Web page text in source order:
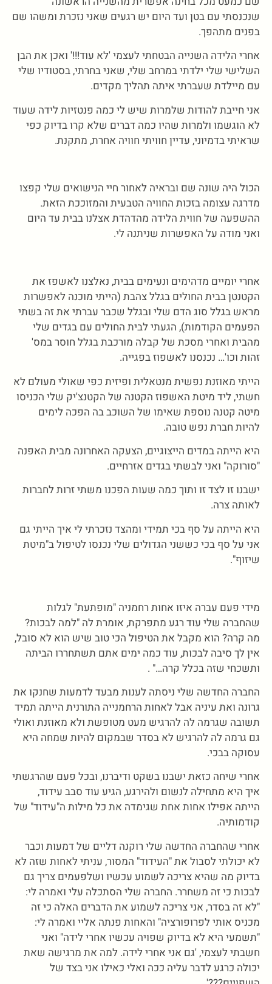
שנכנסתי עם בטן ועד היום יש רגעים שאני נזכרת ומשהו שם
בפנים מתהפך.
אחרי הלידה השנייה הבטחתי לעצמי 'לא עוד!!!' ואכן את הבן
השלישי שלי ילדתי במרחב שלי, שאני בחרתי, בסטודיו שלי
עם מיילדת שעברתי איתה תהליך מקדים.
אני חייבת להודות שלמרות שיש לי כמה פנטזיות לידה שעוד
לא הוגשמו ולמרות שהיו כמה דברים שלא קרו בדיוק כפי
שראיתי בדמיוני, עדיין חוויתי חוויה אחרת, מתקנת.
הכול היה שונה שם ובראיה לאחור חיי הנישואים שלי קפצו
מדרגה עצומה בזכות החוויה הטבעית והמזוככת הזאת.
ההשפעה של חווית הלידה מהדהדת אצלנו בבית עד היום
ואני מודה על האפשרות שניתנה לי.
אחרי יומיים מדהימים ונעימים בבית, נאלצנו לאשפז את
הקטנטן בבית החולים בגלל צהבת (הייתי מוכנה לאפשרות
מראש בגלל סוג הדם שלי ובגלל שכבר עברתי את זה בשתי
הפעמים הקודמות), הגעתי לבית החולים עם בגדים שלי
מהבית ואחרי מסכת של קבלה מורכבת בגלל חוסר במס'
זהות וכו'… נכנסנו לאשפוז בפגייה.
הייתי מאוזנת נפשית מנטאלית ופיזית כפי שאולי מעולם לא
חשתי, ליד מיטת האשפוז הקטנה של הקטנצ'יק שלי הכניסו
מיטה קטנה נוספת שאימו של השוכב בה הפכה לימים
להיות חברת נפש טובה.
היא הייתה במדים הייצוגיים, הצעקה האחרונה מבית האפנה
"סורוקה" ואני לבשתי בגדים אזרחיים.
ישבנו זו לצד זו ותוך כמה שעות הפכנו משתי זרות לחברות
לאותה צרה.
היא הייתה על סף בכי תמידי ומהצד נזכרתי לי איך הייתי גם
אני על סף בכי כששני הגדולים שלי נכנסו לטיפול ב"מיטת
שיזוף".
מידי פעם עברה איזו אחות רחמניה "מופתעת" לגלות
שהחברה שלי עוד רגע מתפרקת, אומרת לה "למה לבכות?
מה קרה? הוא מקבל את הטיפול הכי טוב שיש הוא לא סובל,
אין לך סיבה לבכות, עוד כמה ימים אתם תשתחררו הביתה
ותשכחי שזה בכלל קרה…" .
החברה החדשה שלי ניסתה לענות מבעד לדמעות שחנקו את
גרונה ואת עיניה אבל לאחות הרחמנייה התורנית הייתה תמיד
תשובה שגרמה לה להרגיש מעט מטופשת ולא מאוזנת ואולי
גם גרמה לה להרגיש לא בסדר שבמקום להיות שמחה היא
עסוקה בבכי.
אחרי שיחה כזאת ישבנו בשקט ודיברנו, ובכל פעם שהרגשתי
איך היא מתחילה לנשום ולהירגע, הגיע עוד סבב עידוד,
הייתה אפילו אחות אחת שגימדה את כל מילות ה"עידוד" של
קודמותיה.
אחרי שהחברה החדשה שלי רוקנה דליים של דמעות וכבר
לא יכולתי לסבול את "העידוד" המסור, עניתי לאחות שזה לא
בדיוק מה שהיא צריכה לשמוע עכשיו ושלפעמים צריך גם
לבכות כי זה משחרר. החברה שלי הסתכלה עלי ואמרה לי:
"לא זה בסדר, אני צריכה לשמוע את הדברים האלה כי זה
מכניס אותי לפרופורציה" והאחות פנתה אליי ואמרה לי:
"תשמעי היא לא בדיוק שפויה עכשיו אחרי לידה" ואני
חשבתי לעצמי, 'גם אני אחרי לידה. למה את מרגישה שאת
יכולה כרגע לדבר עליה ככה ואלי כאילו אני בצד של